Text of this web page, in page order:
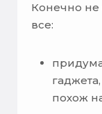
Конечно не
все:
похож